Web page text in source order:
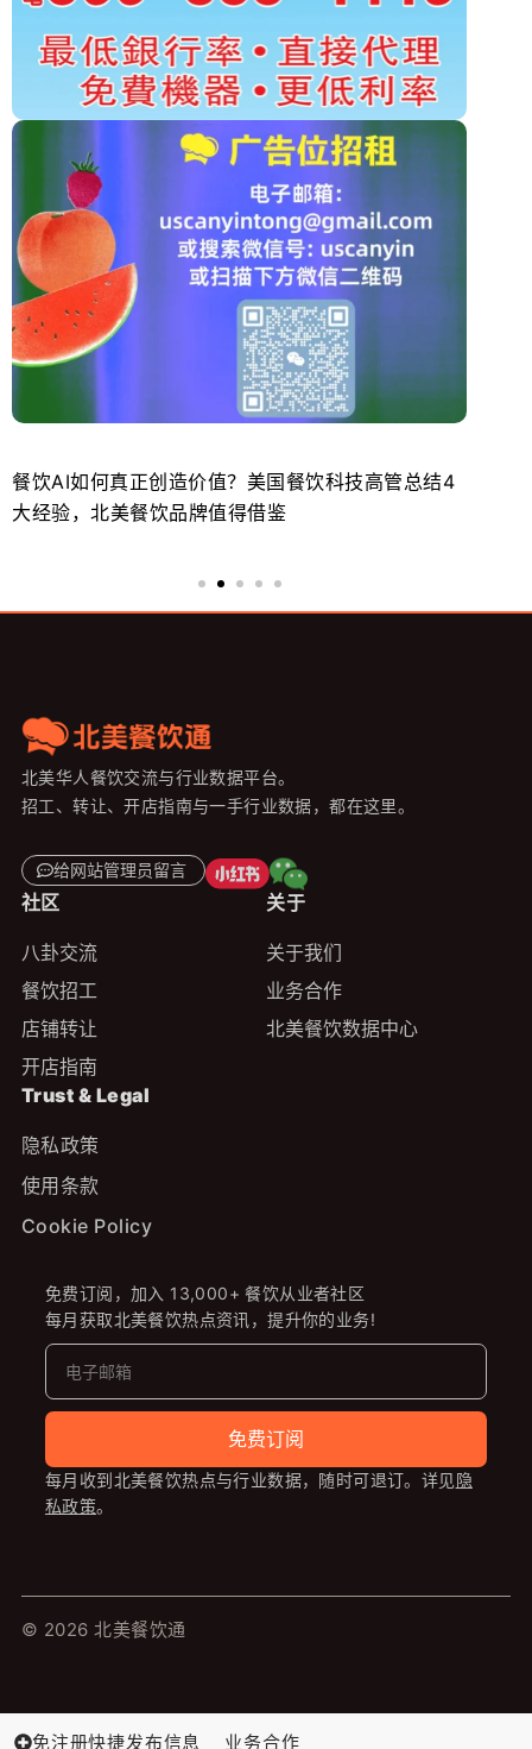
餐饮AI如何真正创造价值？美国餐饮科技高管总结4
大经验，北美餐饮品牌值得借鉴
北美华人餐饮交流与行业数据平台。
招工、转让、开店指南与一手行业数据，都在这里。
给网站管理员留言
社区
八卦交流
餐饮招工
店铺转让
开店指南
关于
关于我们
业务合作
北美餐饮数据中心
Trust & Legal
隐私政策
使用条款
Cookie Policy
免费订阅，加入 13,000+ 餐饮从业者社区
每月获取北美餐饮热点资讯，提升你的业务!
免费订阅
每月收到北美餐饮热点与行业数据，随时可退订。详见隐
私政策。
© 2026 北美餐饮通
免注册快捷发布信息 业务合作